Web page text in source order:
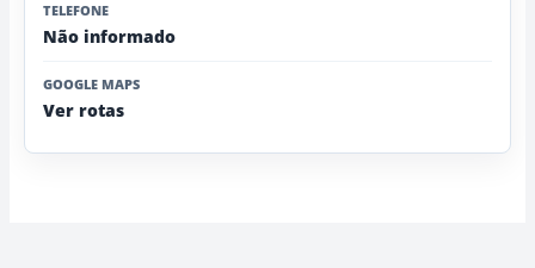
TELEFONE
Não informado
GOOGLE MAPS
Ver rotas